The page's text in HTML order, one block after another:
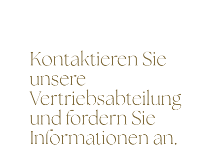
Kontaktieren Sie
unsere
Vertriebsabteilung
und fordern Sie
Informationen an.